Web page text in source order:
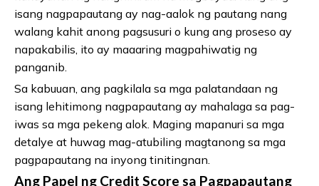
isang nagpapautang ay nag-aalok ng pautang nang
walang kahit anong pagsusuri o kung ang proseso ay
napakabilis, ito ay maaaring magpahiwatig ng
panganib.
Sa kabuuan, ang pagkilala sa mga palatandaan ng
isang lehitimong nagpapautang ay mahalaga sa pag-
iwas sa mga pekeng alok. Maging mapanuri sa mga
detalye at huwag mag-atubiling magtanong sa mga
pagpapautang na inyong tinitingnan.
Ang Papel ng Credit Score sa Pagpapautang